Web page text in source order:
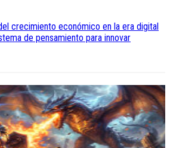
crecimiento económico en la era digital
de pensamiento para innovar